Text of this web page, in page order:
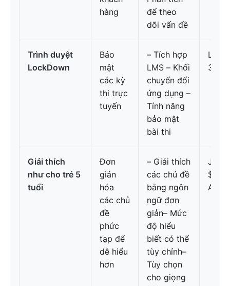
hàng
để theo
dõi vấn đề
Trình duyệt
LockDown
Bảo
mật
các kỳ
thi trực
tuyến
– Tích hợp
LMS – Khối
chuyển đổi
ứng dụng –
Tính năng
bảo mật
bài thi
Liên
3.7/
Giải thích
như cho trẻ 5
tuổi
Đơn
giản
hóa
các chủ
đề
phức
tạp để
dễ hiểu
hơn
– Giải thích
các chủ đề
bằng ngôn
ngữ đơn
giản– Mức
độ hiểu
biết có thể
tùy chỉnh–
Tùy chọn
cho giọng
Just
All: